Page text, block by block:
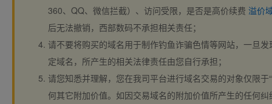
360、QQ、微信拦截）、访问受限，是否是高价续费 溢价
后无法撤销，西部数码不承担相关责任；
请不要将购买的域名用于制作钓鱼诈骗色情等网站，一旦
定域名，所产生的相关法律责任由您自行承担；
请您知悉并理解，您在我司平台进行域名交易的对象仅限于
何其它附加价值。如因交易域名的附加价值所产生的任何